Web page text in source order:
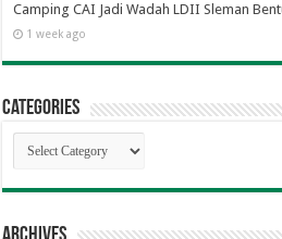
Camping CAI Jadi Wadah LDII Sleman
1 week ago
Categories
Categories